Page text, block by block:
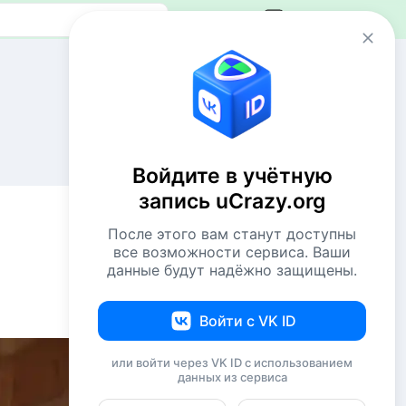
Авторизация
Сейчас онлайн
1 VIP
57 пользователей
789 гостей
Всего посетителей 847
Рекорд: 12737 посетителей
Установлен 22 апр 2026г. в 02:34
Комментаторы недели
подводим итоги
Docent76 xx
Chuzzle xx
Войдите в учётную
запись uCrazy.org
После этого вам станут доступны
все возможности сервиса. Ваши
данные будут надёжно защищены.
Войти с VK ID
или войти через VK ID с использованием
данных из сервиса